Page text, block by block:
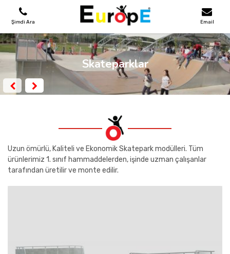
Şimdi Ara Email
OYUN PARKLARI
SKATEPARKLAR
SPOR ALANLARI
Skateparklar
Uzun ömürlü, Kaliteli ve Ekonomik Skatepark modülleri. Tüm
ürünlerimiz 1. sınıf hammaddelerden, işinde uzman çalışanlar
tarafından üretilir ve monte edilir.